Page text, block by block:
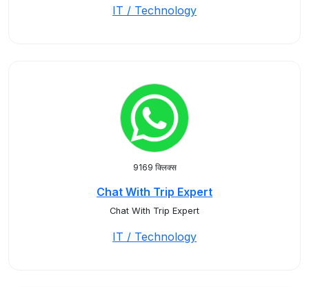
IT / Technology
9169 क्लिक्स
Chat With Trip Expert
Chat With Trip Expert
IT / Technology